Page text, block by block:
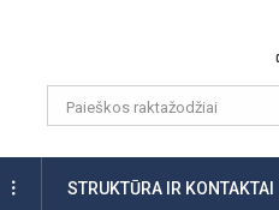
DAUGIAUSTRUKTŪRA IR KONTAKTAI